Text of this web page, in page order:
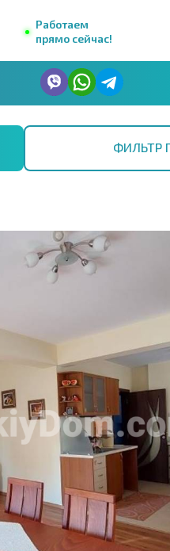
Работаем
прямо сейчас!
ФИЛЬТР